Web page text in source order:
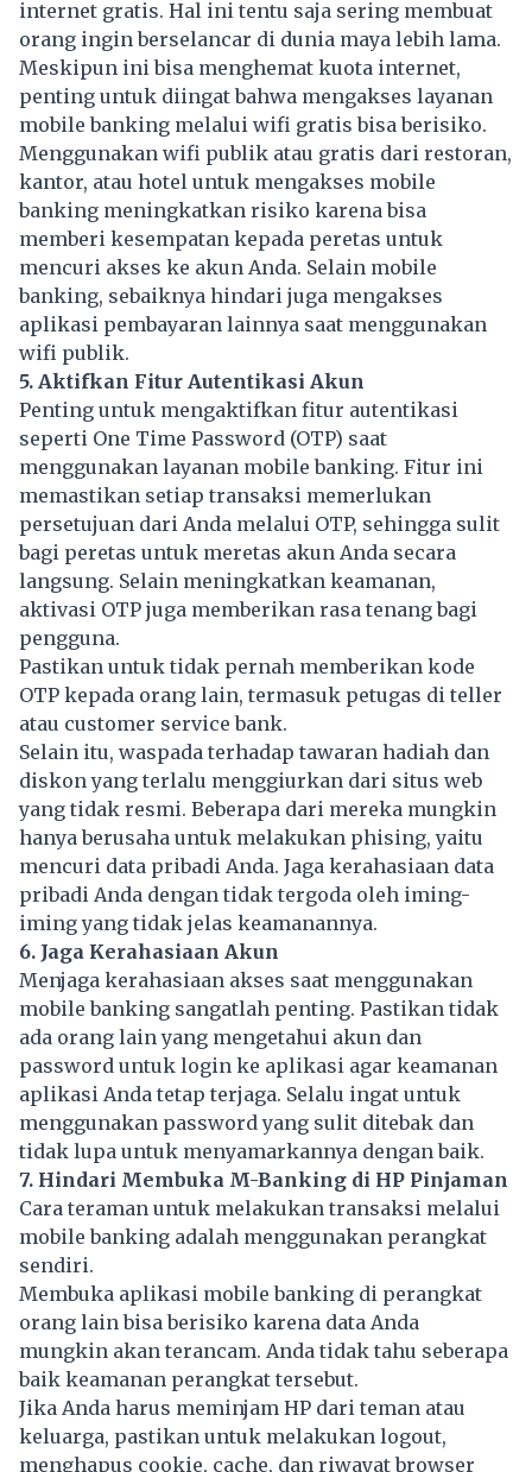
internet gratis. Hal ini tentu saja sering membuat
orang ingin berselancar di dunia maya lebih lama.
Meskipun ini bisa menghemat kuota internet,
penting untuk diingat bahwa mengakses layanan
mobile banking melalui wifi gratis bisa berisiko.
Menggunakan wifi publik atau gratis dari restoran,
kantor, atau hotel untuk mengakses mobile
banking meningkatkan risiko karena bisa
memberi kesempatan kepada peretas untuk
mencuri akses ke akun Anda. Selain mobile
banking, sebaiknya hindari juga mengakses
aplikasi pembayaran lainnya saat menggunakan
wifi publik.
5. Aktifkan Fitur Autentikasi Akun
Penting untuk mengaktifkan fitur autentikasi
seperti One Time Password (OTP) saat
menggunakan layanan mobile banking. Fitur ini
memastikan setiap transaksi memerlukan
persetujuan dari Anda melalui OTP, sehingga sulit
bagi peretas untuk meretas akun Anda secara
langsung. Selain meningkatkan keamanan,
aktivasi OTP juga memberikan rasa tenang bagi
pengguna.
Pastikan untuk tidak pernah memberikan kode
OTP kepada orang lain, termasuk petugas di teller
atau customer service bank.
Selain itu, waspada terhadap tawaran hadiah dan
diskon yang terlalu menggiurkan dari situs web
yang tidak resmi. Beberapa dari mereka mungkin
hanya berusaha untuk melakukan phising, yaitu
mencuri data pribadi Anda. Jaga kerahasiaan data
pribadi Anda dengan tidak tergoda oleh iming-
iming yang tidak jelas keamanannya.
6. Jaga Kerahasiaan Akun
Menjaga kerahasiaan akses saat menggunakan
mobile banking sangatlah penting. Pastikan tidak
ada orang lain yang mengetahui akun dan
password untuk login ke aplikasi agar keamanan
aplikasi Anda tetap terjaga. Selalu ingat untuk
menggunakan password yang sulit ditebak dan
tidak lupa untuk menyamarkannya dengan baik.
7. Hindari Membuka M-Banking di HP Pinjaman
Cara teraman untuk melakukan transaksi melalui
mobile banking adalah menggunakan perangkat
sendiri.
Membuka aplikasi mobile banking di perangkat
orang lain bisa berisiko karena data Anda
mungkin akan terancam. Anda tidak tahu seberapa
baik keamanan perangkat tersebut.
Jika Anda harus meminjam HP dari teman atau
keluarga, pastikan untuk melakukan logout,
menghapus cookie, cache, dan riwayat browser